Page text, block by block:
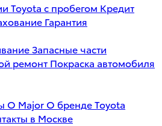
Toyota с пробегом Кредит
Гарантия
Запасные части
ремонт Покраска автомобиля
О Major О бренде Toyota
в Москве